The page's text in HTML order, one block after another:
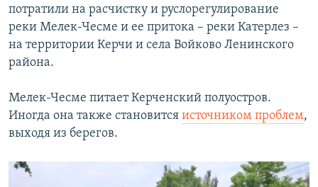
потратили на расчистку и руслорегулирование
реки Мелек-Чесме и ее притока – реки Катерлез –
на территории Керчи и села Войково Ленинского
района.
Мелек-Чесме питает Керченский полуостров.
Иногда она также становится источником проблем,
выходя из берегов.